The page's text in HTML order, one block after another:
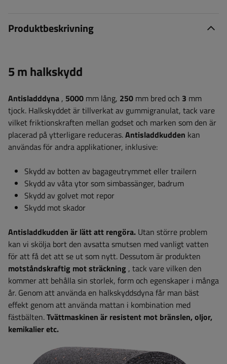
Produktbeskrivning
5 m halkskydd
Antisladddyna , 5000 mm lång, 250 mm bred och 3 mm
tjock. Halkskyddet är tillverkat av gummigranulat, tack vare
vilket friktionskraften mellan godset och marken som den är
placerad på ytterligare reduceras.Antisladdkudden kan
användas för andra applikationer, inklusive:
Skydd av botten av bagageutrymmet eller trailern
Skydd av våta ytor som simbassänger, badrum
Skydd av golvet mot repor
Skydd mot skador
Antisladdkudden är lätt att rengöra. Utan större problem
kan vi skölja bort den avsatta smutsen med vanligt vatten
för att få det att se ut som nytt. Dessutom är produkten
motståndskraftig mot sträckning , tack vare vilken den
kommer att behålla sin storlek, form och egenskaper i många
år. Genom att använda en halkskyddsdyna får man bäst
effekt genom att använda mattan i kombination med
fästbälten.Tvättmaskinen är resistent mot bränslen, oljor,
kemikalier etc.